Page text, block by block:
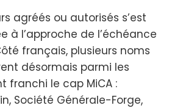
agréés ou autorisés s’est
à l’approche de l’échéance
français, plusieurs noms
désormais parmi les
franchi le cap MiCA :
Société Générale-Forge,